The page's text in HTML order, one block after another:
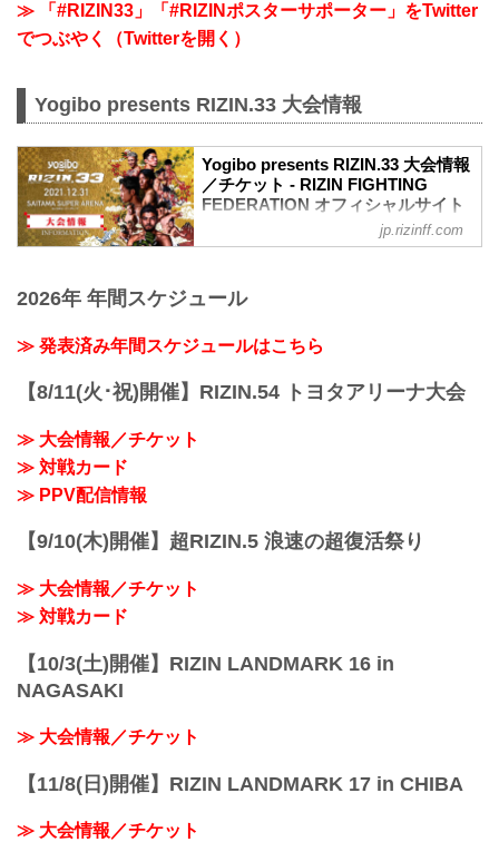
≫ 「#RIZIN33」「#RIZINポスターサポーター」をTwitter
でつぶやく（Twitterを開く）
Yogibo presents RIZIN.33 大会情報
Yogibo presents RIZIN.33 大会情報
／チケット - RIZIN FIGHTING
FEDERATION オフィシャルサイト
日時
定）/ 14:00開始（予定）
RIZIN FFオフィシャルサイトにてご案内
します。
さいたまスーパーアリーナ
jp.rizinff.com
2026年 年間スケジュール
≫ 発表済み年間スケジュールはこちら
【8/11(火･祝)開催】RIZIN.54 トヨタアリーナ大会
≫ 大会情報／チケット
≫ 対戦カード
≫ PPV配信情報
【9/10(木)開催】超RIZIN.5 浪速の超復活祭り
≫ 大会情報／チケット
≫ 対戦カード
【10/3(土)開催】RIZIN LANDMARK 16 in
NAGASAKI
≫ 大会情報／チケット
【11/8(日)開催】RIZIN LANDMARK 17 in CHIBA
≫ 大会情報／チケット